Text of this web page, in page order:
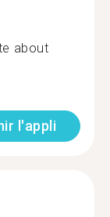
about
l'appli